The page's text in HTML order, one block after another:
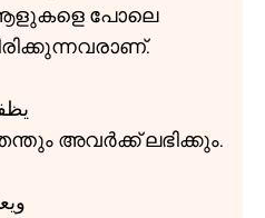
പോലെ
അവർക്ക് ലഭിക്കും.